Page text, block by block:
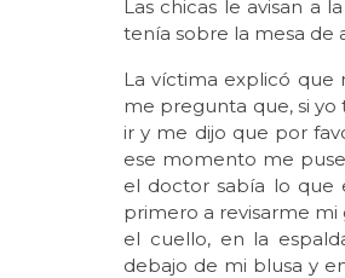
Las chicas le avisan a
tenía sobre la mesa de
La víctima explicó que
me pregunta que, si
ir y me dijo que por
ese momento me
el doctor sabía lo que
primero a revisarme
el cuello, en la
debajo de mi blusa y